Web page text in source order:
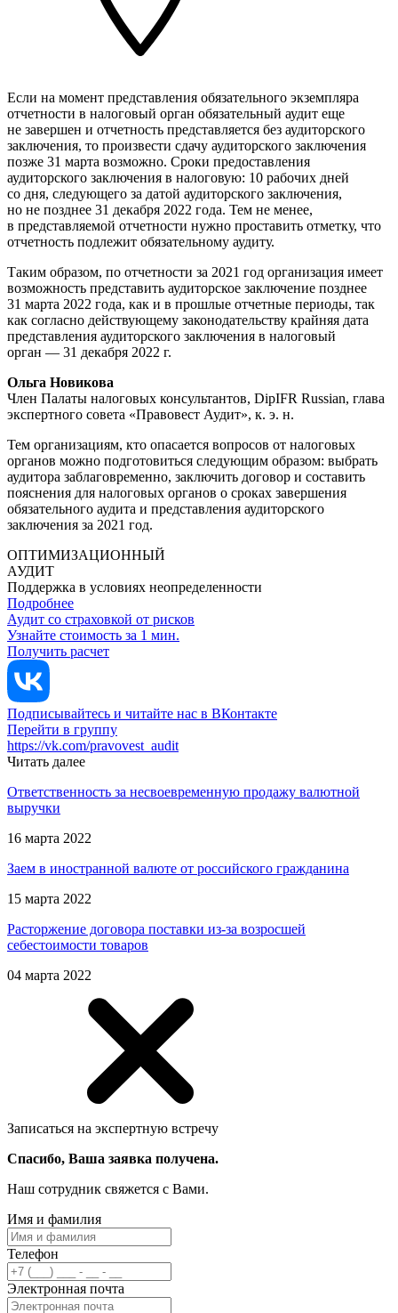
Если на момент представления обязательного экземпляра
отчетности в налоговый орган обязательный аудит еще
не завершен и отчетность представляется без аудиторского
заключения, то произвести сдачу аудиторского заключения
позже 31 марта возможно. Сроки предоставления
аудиторского заключения в налоговую: 10 рабочих дней
со дня, следующего за датой аудиторского заключения,
но не позднее 31 декабря 2022 года. Тем не менее,
в представляемой отчетности нужно проставить отметку, что
отчетность подлежит обязательному аудиту.
Таким образом, по отчетности за 2021 год организация имеет
возможность представить аудиторское заключение позднее
31 марта 2022 года, как и в прошлые отчетные периоды, так
как согласно действующему законодательству крайняя дата
представления аудиторского заключения в налоговый
орган — 31 декабря 2022 г.
Ольга Новикова
Член Палаты налоговых консультантов, DipIFR Russian, глава
экспертного совета «Правовест Аудит», к. э. н.
Тем организациям, кто опасается вопросов от налоговых
органов можно подготовиться следующим образом: выбрать
аудитора заблаговременно, заключить договор и составить
пояснения для налоговых органов о сроках завершения
обязательного аудита и представления аудиторского
заключения за 2021 год.
ОПТИМИЗАЦИОННЫЙ
АУДИТ
Поддержка в условиях неопределенности
Подробнее
Аудит со страховкой от рисков
Узнайте стоимость за 1 мин.
Получить расчет
Подписывайтесь и читайте нас в ВКонтакте
Перейти в группу
https://vk.com/pravovest_audit
Читать далее
Ответственность за несвоевременную продажу валютной
выручки
16 марта 2022
Заем в иностранной валюте от российского гражданина
15 марта 2022
Расторжение договора поставки из-за возросшей
себестоимости товаров
04 марта 2022
Записаться на экспертную встречу
Спасибо, Ваша заявка получена.
Наш сотрудник свяжется с Вами.
Имя и фамилия
Телефон
Электронная почта